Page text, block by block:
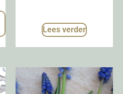
Lees verder